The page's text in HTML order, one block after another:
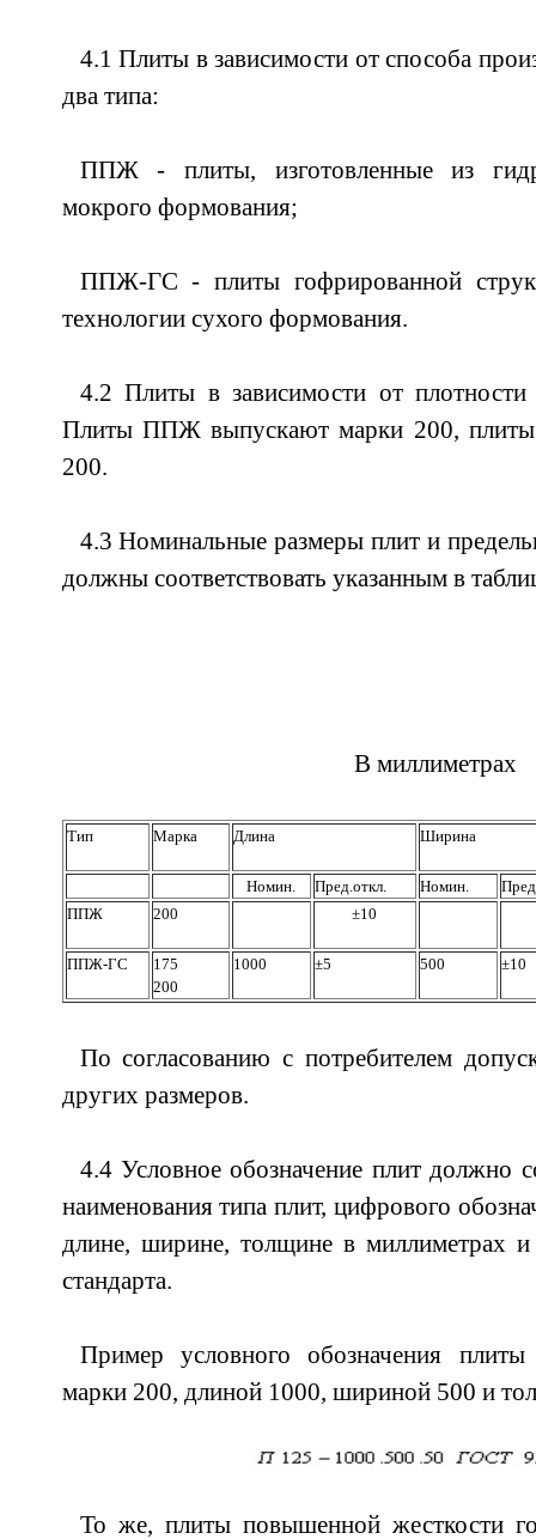
4.1 Плиты в зависимости от способа
два типа:
ППЖ - плиты, изготовленные из
мокрого формования;
ППЖ-ГС - плиты гофрированной
технологии сухого формования.
4.2 Плиты в зависимости от
Плиты ППЖ выпускают марки 200,
200.
4.3 Номинальные размеры плит и
должны соответствовать указанным в
В миллиметрах
Тип Марка Длина Ширина
Номин. Пред.откл. Номин.
ППЖ
200 ±10
ППЖ-ГС
175
200
1000 ±5 500 ±10
По согласованию с потребителем
других размеров.
4.4 Условное обозначение плит должно
наименования типа плит, цифрового
длине, ширине, толщине в миллиметрах и
стандарта.
Пример условного обозначения
марки 200, длиной 1000, шириной 500 и
То же, плиты повышенной жесткости